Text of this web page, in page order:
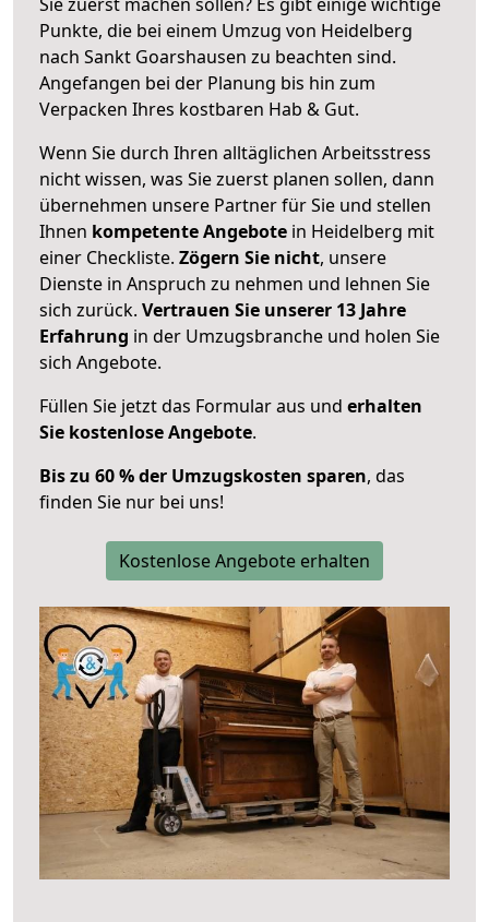
Punkte, die bei einem Umzug von Heidelberg
nach Sankt Goarshausen zu beachten sind.
Angefangen bei der Planung bis hin zum
Verpacken Ihres kostbaren Hab & Gut.
Wenn Sie durch Ihren alltäglichen Arbeitsstress
nicht wissen, was Sie zuerst planen sollen, dann
übernehmen unsere Partner für Sie und stellen
Ihnen kompetente Angebote in Heidelberg mit
einer Checkliste. Zögern Sie nicht, unsere
Dienste in Anspruch zu nehmen und lehnen Sie
sich zurück. Vertrauen Sie unserer 13 Jahre
Erfahrung in der Umzugsbranche und holen Sie
sich Angebote.
Füllen Sie jetzt das Formular aus und erhalten
Sie kostenlose Angebote.
Bis zu 60 % der Umzugskosten sparen, das
finden Sie nur bei uns!
Kostenlose Angebote erhalten